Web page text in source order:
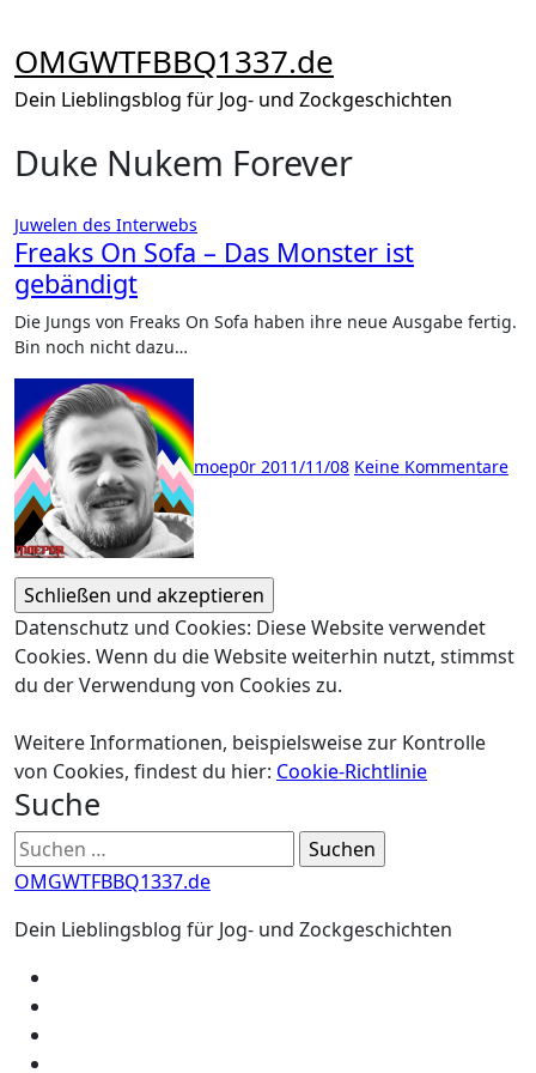
springen
OMGWTFBBQ1337.de
Dein Lieblingsblog für Jog- und Zockgeschichten
Duke Nukem Forever
Juwelen des Interwebs
Freaks On Sofa – Das Monster ist
gebändigt
Die Jungs von Freaks On Sofa haben ihre neue Ausgabe fertig.
Bin noch nicht dazu…
moep0r 2011/11/08 Keine Kommentare
Datenschutz und Cookies: Diese Website verwendet
Cookies. Wenn du die Website weiterhin nutzt, stimmst
du der Verwendung von Cookies zu.
Weitere Informationen, beispielsweise zur Kontrolle
von Cookies, findest du hier: Cookie-Richtlinie
Suche
Suchen
nach:
OMGWTFBBQ1337.de
Dein Lieblingsblog für Jog- und Zockgeschichten